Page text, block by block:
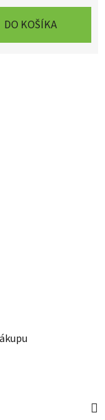
DO KOŠÍKA